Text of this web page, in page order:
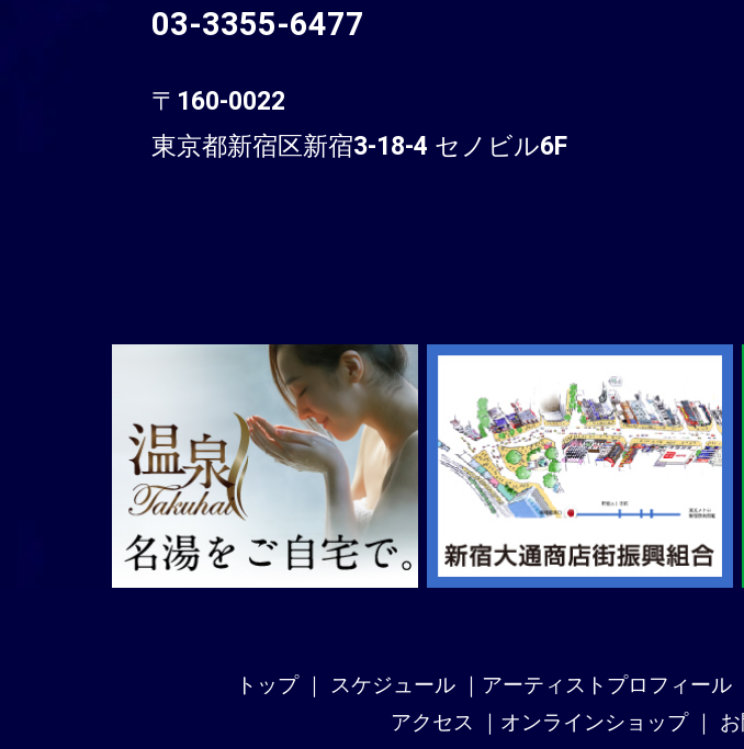
03-3355-6477
〒160-0022
東京都新宿区新宿3-18-4 セノビル6F
トップ｜ スケジュール ｜ アーティストプロフィール
アクセス ｜ オンラインショップ｜